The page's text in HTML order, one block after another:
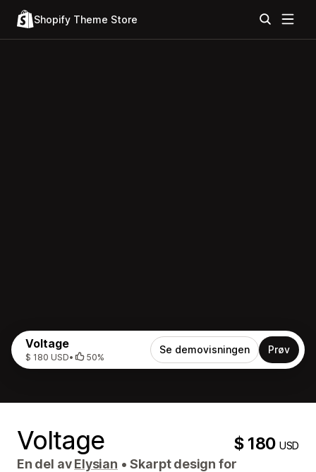
Shopify Theme Store
Voltage
$ 180 USD• 50%
Se demovisningen Prøv
Voltage $ 180USD
En del avElysian • Skarpt design for